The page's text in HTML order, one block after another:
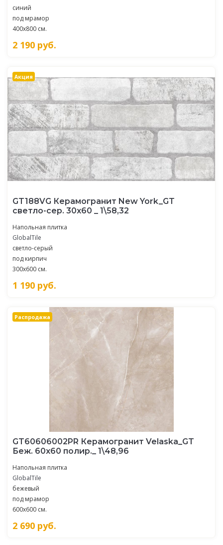
синий
под мрамор
400x800 см.
2 190 руб.
Акция
GT188VG Керамогранит New York_GT
светло-сер. 30x60 _ 1\58,32
Напольная плитка
GlobalTile
светло-серый
под кирпич
300x600 см.
1 190 руб.
Распродажа
GT60606002PR Керамогранит Velaska_GT
Беж. 60x60 полир._ 1\48,96
Напольная плитка
GlobalTile
бежевый
под мрамор
600x600 см.
2 690 руб.